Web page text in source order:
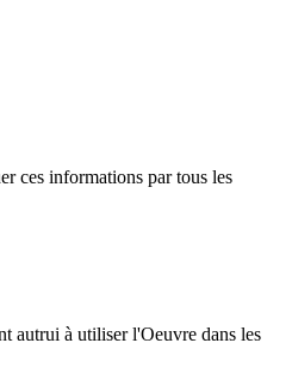
ces informations par tous les
autrui à utiliser l'Oeuvre dans les